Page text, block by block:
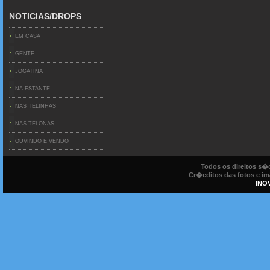
NOTICIAS/DROPS
EM CASA
GENTE
JOGATINA
NA ESTANTE
NAS TELINHAS
NAS TELONAS
OUVINDO E VENDO
Todos os direitos
Cr�editos das fotos e